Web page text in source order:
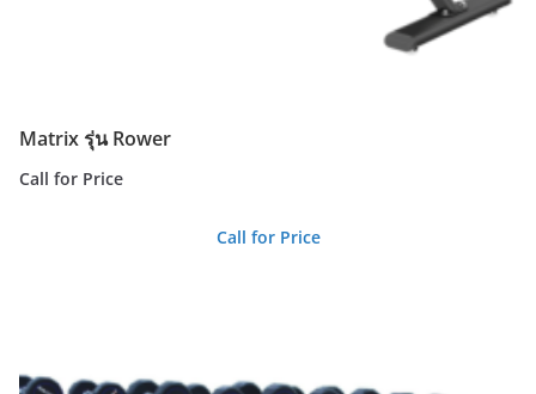
Matrix รุ่น Rower
Call for Price
Call for Price